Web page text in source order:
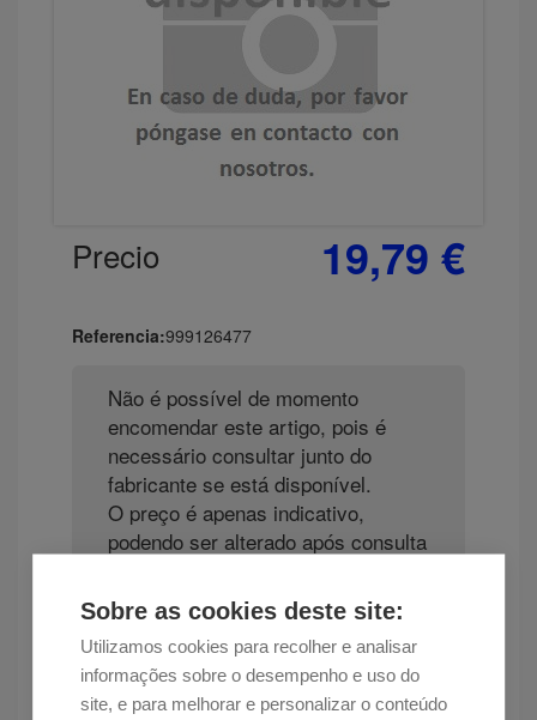
Sobre as cookies deste site:
Utilizamos cookies para recolher e analisar
informações sobre o desempenho e uso do
site, e para melhorar e personalizar o conteúdo
Precio 19,79 €
Referencia:999126477
Não é possível de momento
encomendar este artigo, pois é
necessário consultar junto do
fabricante se está disponível.
O preço é apenas indicativo,
podendo ser alterado após consulta
artigo? Use o chat para falar
connosco.